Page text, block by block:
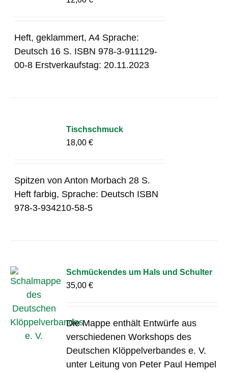
Heft, geklammert, A4 Sprache:
Deutsch 16 S. ISBN 978-3-911129-
00-8 Erstverkaufstag: 20.11.2023
Tischschmuck
18,00€
Spitzen von Anton Morbach 28 S.
Heft farbig, Sprache: Deutsch ISBN
978-3-934210-58-5
Schmückendes um Hals und Schulter
35,00€
Die Mappe enthält Entwürfe aus
verschiedenen Workshops des
Deutschen Klöppelverbandes e. V.
unter Leitung von Peter Paul Hempel